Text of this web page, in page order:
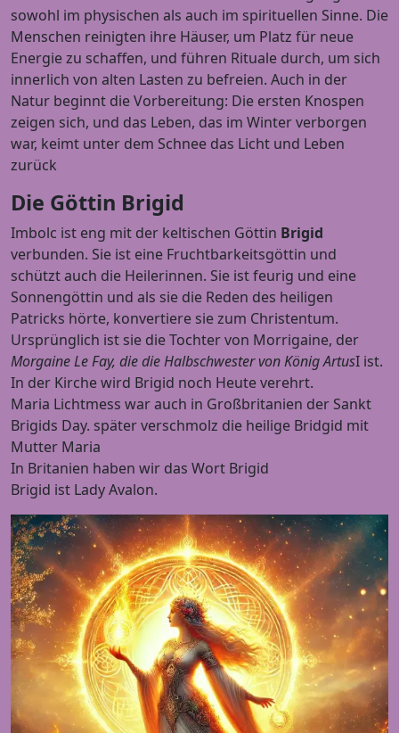
sowohl im physischen als auch im spirituellen Sinne. Die
Menschen reinigten ihre Häuser, um Platz für neue
Energie zu schaffen, und führen Rituale durch, um sich
innerlich von alten Lasten zu befreien. Auch in der
Natur beginnt die Vorbereitung: Die ersten Knospen
zeigen sich, und das Leben, das im Winter verborgen
war, keimt unter dem Schnee das Licht und Leben
zurück
Die Göttin Brigid
Imbolc ist eng mit der keltischen Göttin Brigid
verbunden. Sie ist eine Fruchtbarkeitsgöttin und
schützt auch die Heilerinnen. Sie ist feurig und eine
Sonnengöttin und als sie die Reden des heiligen
Patricks hörte, konvertiere sie zum Christentum.
Ursprünglich ist sie die Tochter von Morrigaine, der
Morgaine Le Fay, die die Halbschwester von König ArtusI ist.
In der Kirche wird Brigid noch Heute verehrt.
Maria Lichtmess war auch in Großbritanien der Sankt
Brigids Day. später verschmolz die heilige Bridgid mit
Mutter Maria
In Britanien haben wir das Wort Brigid
Brigid ist Lady Avalon.